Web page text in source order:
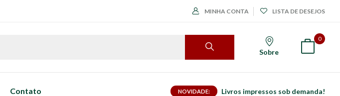
MINHA CONTA LISTA DE DESEJOS
Sobre
0
Contato NOVIDADE: Livros impressos sob demanda!